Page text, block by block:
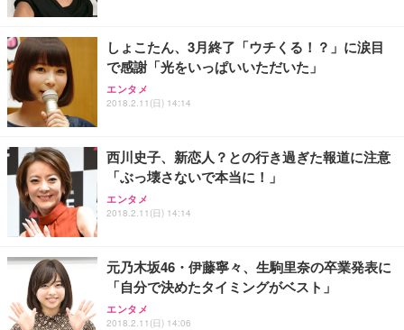
しょこたん、3月終了「ウチくる！？」に涙目
で感謝「光をいっぱいいただいた」
エンタメ
2018.2.11(日) 14:14
西川史子、新恋人？との行き過ぎた報道に注意
「ぶっ壊さないで本当に！」
エンタメ
2018.2.11(日) 14:14
元乃木坂46・伊藤寧々、生駒里奈の卒業発表に
「自分で決めたタイミングがベスト」
エンタメ
2018.2.11(日) 14:06